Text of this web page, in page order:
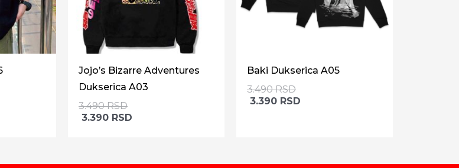
Jojo’s Bizarre Adventures
Dukserica A03
3.490RSD
3.390 RSD
Baki Dukserica A05
3.490RSD
3.390 RSD